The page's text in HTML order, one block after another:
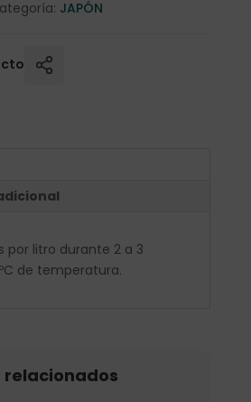
JAPÓN
por litro durante 2 a 3
de temperatura.
relacionados